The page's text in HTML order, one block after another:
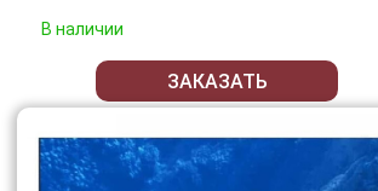
В наличии
ЗАКАЗАТЬ